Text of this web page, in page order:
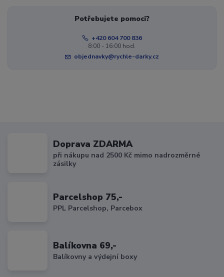
Potřebujete pomoci?
+420 604 700 836
8:00 - 16:00 hod.
objednavky@rychle-darky.cz
Doprava ZDARMA
při nákupu nad 2500 Kč mimo nadrozměrné
zásilky
Parcelshop 75,-
PPL Parcelshop, Parcebox
Balíkovna 69,-
Balíkovny a výdejní boxy